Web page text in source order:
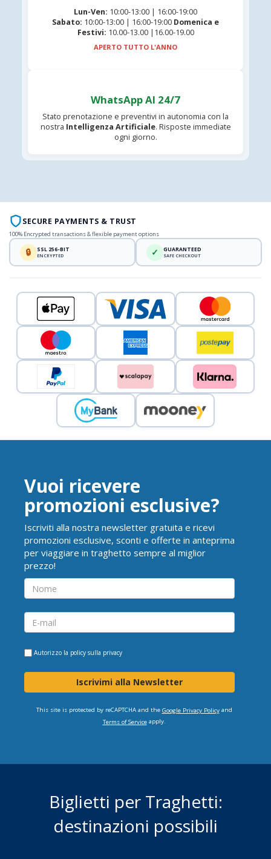
Lun-Ven: 10:00-13:00 | 16:00-19:00
Sabato: 10:00-13:00 | 16:00-19:00 Domenica e
Festivi: 10.00-13.00 |16.00-19.00
APERTO TUTTO L'ANNO
WhatsApp AI 24/7
Stato prenotazione e preventivi in autonomia con la
nostra Intelligenza Artificiale. Risposte immediate
ogni giorno.
SECURE PAYMENTS & TRUST
100% Encrypted transactions & flexible payment options
🔒 SSL 256-BIT
ENCRYPTED ✓ GUARANTEED
SAFE CHECKOUT
Vuoi ricevere
promozioni esclusive?
Iscriviti alla nostra newsletter gratuita e ricevi
promozioni esclusive, sconti e offerte in anteprima
per viaggiare in traghetto sempre al miglior
prezzo!
Autorizzo la policy sulla privacy
Iscrivimi alla Newsletter
This site is protected by reCAPTCHA and the Google Privacy Policyand
Terms of Serviceapply.
Biglietti per Traghetti:
destinazioni possibili